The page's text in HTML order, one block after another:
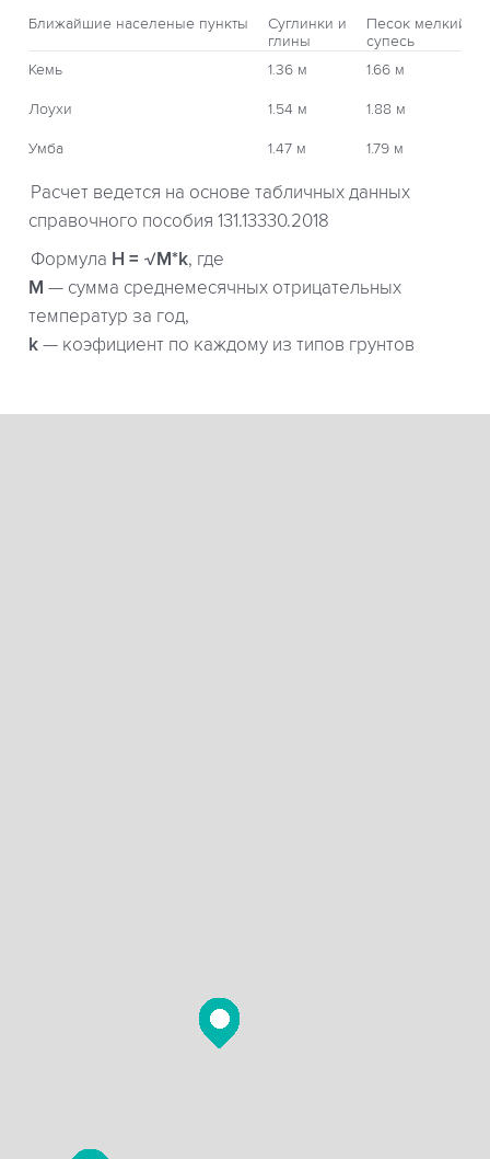
Ближайшие населеные пункты
Суглинки и
глины
Песок мелкий,
супесь
Кемь
1.36 м 1.66 м
Лоухи 1.54 м 1.88 м
Умба 1.47 м 1.79 м
Расчет ведется на основе табличных данных
справочного пособия 131.13330.2018
Формула H = √M*k, где
М — сумма среднемесячных отрицательных
температур за год,
k — коэфициент по каждому из типов грунтов